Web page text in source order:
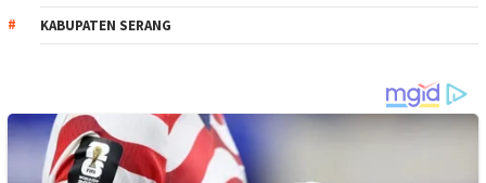
KABUPATEN SERANG